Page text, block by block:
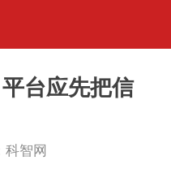
台应先把信
科智网